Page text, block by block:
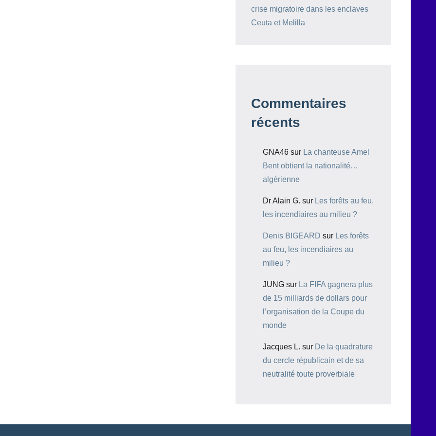
crise migratoire dans les enclaves
Ceuta et Melilla
Commentaires
récents
GNA46 sur La chanteuse Amel
Bent obtient la nationalité…
algérienne
Dr Alain G. sur Les forêts au feu,
les incendiaires au milieu ?
Denis BIGEARD sur Les forêts
au feu, les incendiaires au
milieu ?
JUNG sur La FIFA gagnera plus
de 15 milliards de dollars pour
l’organisation de la Coupe du
monde
Jacques L. sur De la quadrature
du cercle républicain et de sa
neutralité toute proverbiale